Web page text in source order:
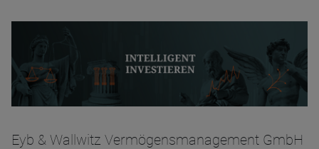
Eyb & Wallwitz Vermögensmanagement GmbH